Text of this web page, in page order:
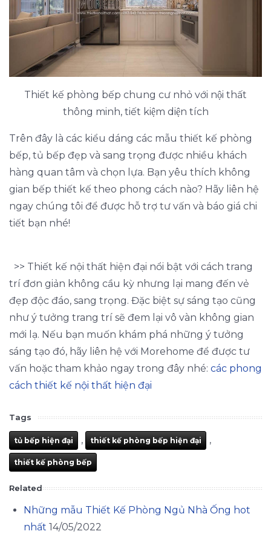
Thiết kế phòng bếp chung cư nhỏ với nội thất
thông minh, tiết kiệm diện tích
Trên đây là các kiểu dáng các mẫu thiết kế phòng
bếp, tủ bếp đẹp và sang trọng được nhiều khách
hàng quan tâm và chọn lựa. Bạn yêu thích không
gian bếp thiết kế theo phong cách nào? Hãy liên hệ
ngay chúng tôi để được hỗ trợ tư vấn và báo giá chi
tiết bạn nhé!
>> Thiết kế nội thất hiện đại nổi bật với cách trang
trí đơn giản không cầu kỳ nhưng lại mang đến vẻ
đẹp độc đáo, sang trọng. Đặc biệt sự sáng tạo cũng
như ý tưởng trang trí sẽ đem lại vô vàn không gian
mới lạ. Nếu bạn muốn khám phá những ý tưởng
sáng tạo đó, hãy liên hệ với Morehome để được tư
vấn hoặc tham khảo ngay trong đây nhé: các phong
cách thiết kế nội thất hiện đại
Tags
tủ bếp hiện đại , thiết kế phòng bếp hiện đại ,
thiết kế phòng bếp
Related
Những mẫu Thiết Kế Phòng Ngủ Nhà Ống hot
nhất 14/05/2022